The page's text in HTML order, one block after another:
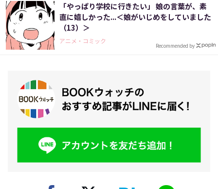
「やっぱり学校に行きたい」 娘の言葉が、素
直に嬉しかった...＜娘がいじめをしていました
（13）＞
アニメ・コミック
Recommended by